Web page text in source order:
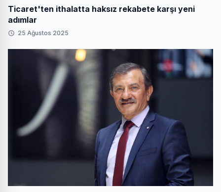
Ticaret'ten ithalatta haksız rekabete karşı yeni
adımlar
25 Ağustos 2025